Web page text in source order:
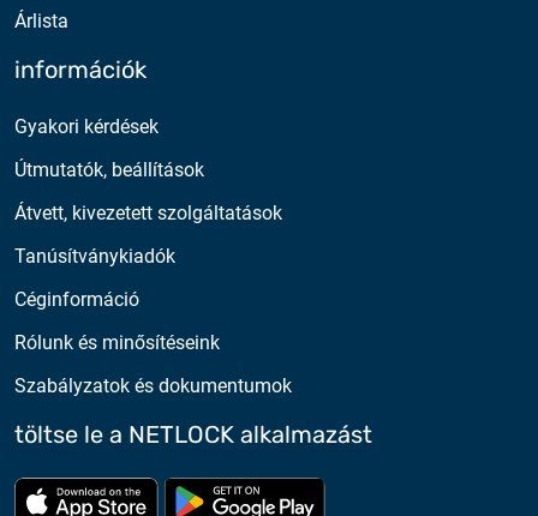
Árlista
információk
Gyakori kérdések
Útmutatók, beállítások
Átvett, kivezetett szolgáltatások
Tanúsítványkiadók
Céginformáció
Rólunk és minősítéseink
Szabályzatok és dokumentumok
töltse le a NETLOCK alkalmazást
Töltse le az App Store-bólTöltse le a google play-